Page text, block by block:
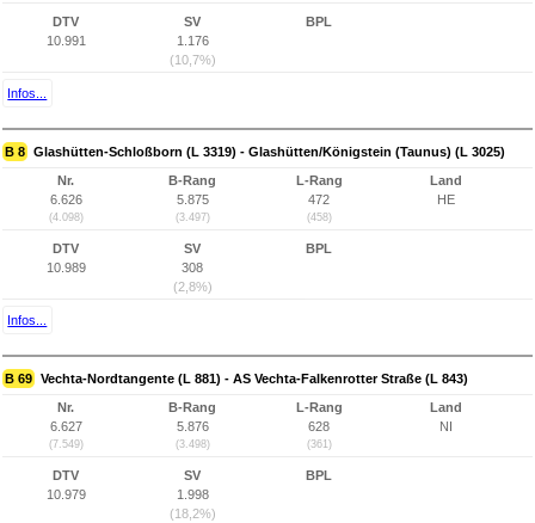
DTV
10.991
SV
1.176
(10,7%)
BPL
Infos...
B 8 Glashütten-Schloßborn (L 3319) - Glashütten/Königstein (Taunus) (L 3025)
Nr.
6.626
(4.098)
B-Rang
5.875
(3.497)
L-Rang
472
(458)
Land
HE
DTV
10.989
SV
308
(2,8%)
BPL
Infos...
B 69 Vechta-Nordtangente (L 881) - AS Vechta-Falkenrotter Straße (L 843)
Nr.
6.627
(7.549)
B-Rang
5.876
(3.498)
L-Rang
628
(361)
Land
NI
DTV
10.979
SV
1.998
(18,2%)
BPL